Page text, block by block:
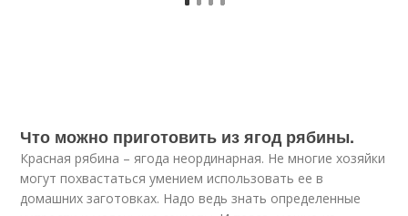
Что можно приготовить из ягод рябины.
Красная рябина – ягода неординарная. Не многие хозяйки
могут похвастаться умением использовать ее в
домашних заготовках. Надо ведь знать определенные